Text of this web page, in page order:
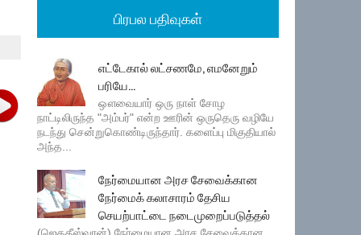
பிரபல பதிவுகள்
எட்டேகால் லட்சணமே, எமனேறும்
பரியே...
ஔவையார் ஒரு நாள் சோழ
நாட்டிலிருந்த "அம்பர்" என்ற ஊரின் ஒருதெரு வழியே
நடந்து சென்றுகொண்டிருந்தார். களைப்பு மிகுதியால்
அந்த...
நேர்மையான அரச சேவைக்கான
நேர்மைக் கலாசாரம் தேசிய
செயற்பாட்டை நடைமுறைப்படுத்தல்
(ஜெகதீஸ்வரன்) நேர்மையான அரச சேவைக்கான